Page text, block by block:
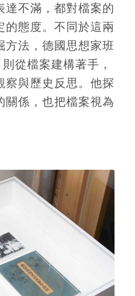
達不滿，都對檔案的
的態度。不同於這兩
方法，德國思想家班
從檔案建構著手，
察與歷史反思。他探
關係，也把檔案視為